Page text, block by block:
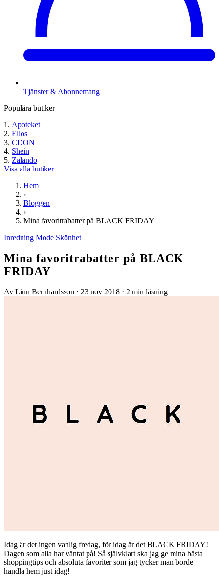
Tjänster & Abonnemang
Populära butiker
Apoteket
Ellos
CDON
Shein
Zalando
Visa alla butiker
Hem
›
Bloggen
›
Mina favoritrabatter på BLACK FRIDAY
Inredning Mode Skönhet
Mina favoritrabatter på BLACK
FRIDAY
Av Linn Bernhardsson · 23 nov 2018 · 2 min läsning
Idag är det ingen vanlig fredag, för idag är det BLACK FRIDAY!
Dagen som alla har väntat på! Så självklart ska jag ge mina bästa
shoppingtips och absoluta favoriter som jag tycker man borde
handla hem just idag!